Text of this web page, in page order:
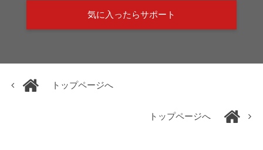
気に入ったらサポート
トップページへ
トップページへ